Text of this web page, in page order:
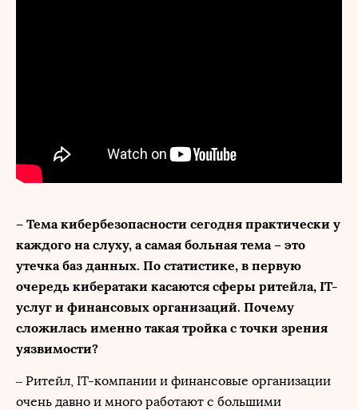
– Тема кибербезопасности сегодня практически у
каждого на слуху, а самая больная тема – это
утечка баз данных. По статистике, в первую
очередь кибератаки касаются сферы ритейла, IT-
услуг и финансовых организаций. Почему
сложилась именно такая тройка с точки зрения
уязвимости?
– Ритейл, IT-компании и финансовые организации
очень давно и много работают с большими